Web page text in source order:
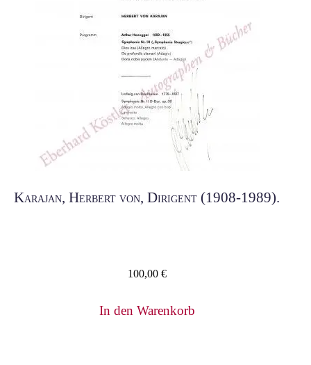
Karajan, Herbert von, Dirigent (1908-1989).
100,00 €
In den Warenkorb